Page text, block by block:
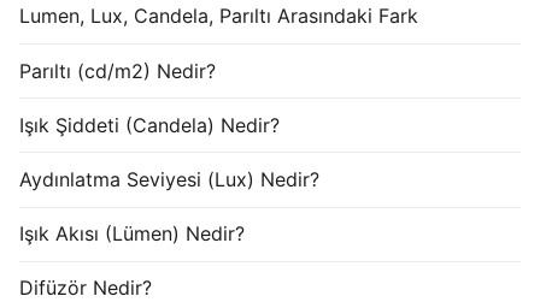
Lumen, Lux, Candela, Parıltı Arasındaki Fark
Parıltı (cd/m2) Nedir?
Işık Şiddeti (Candela) Nedir?
Aydınlatma Seviyesi (Lux) Nedir?
Işık Akısı (Lümen) Nedir?
Difüzör Nedir?